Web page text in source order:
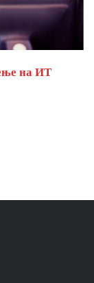
на ИТ